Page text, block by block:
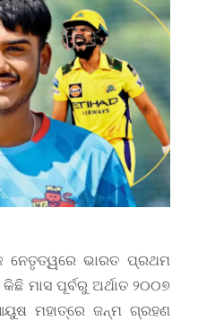
ନେତୃତ୍ୱରେ ଭାରତ ପ୍ରଥମ
ମାସ ପୂର୍ବରୁ ଅର୍ଥାତ ୨୦୦୭
ମହାତ୍ରେ ଜନ୍ମ ଗ୍ରହଣ